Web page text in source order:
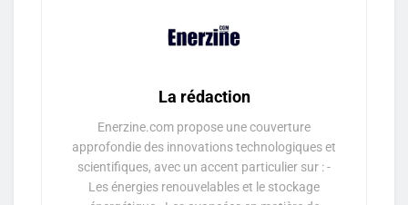
La rédaction
Enerzine.com propose une couverture
approfondie des innovations technologiques et
scientifiques, avec un accent particulier sur : -
Les énergies renouvelables et le stockage